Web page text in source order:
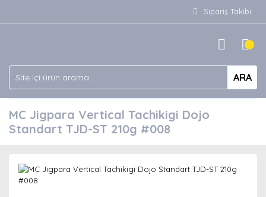
Sipariş Takibi
ARA
MC Jigpara Vertical Tachikigi Dojo
Standart TJD-ST 210g #008